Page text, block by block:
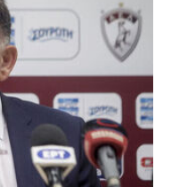
Γιουβέντους